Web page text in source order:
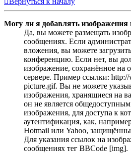
Могу ли я добавлять
Да, вы можете размещать
сообщениях. Если
вложения, вы можете
конференцию. Если нет, вы
изображение, сохранённое на
сервере. Пример ссылки:
picture.gif. Вы не можете
изображения, хранящиеся на
он не является
изображения, для доступа к
аутентификация, как,
Hotmail или Yahoo,
Для указания ссылок на
сообщениях тег BBCode [img].